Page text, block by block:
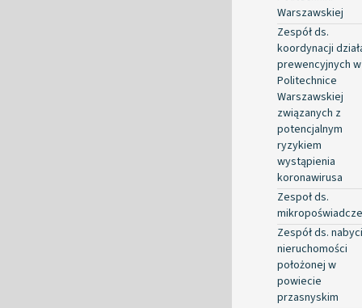
Warszawskiej
Zespół ds.
koordynacji
prewencyjnych w
Politechnice
Warszawskiej
związanych z
potencjalnym
ryzykiem
wystąpienia
koronawirusa
Zespoł ds.
Zespół ds.
nieruchomości
położonej w
powiecie
przasnyskim